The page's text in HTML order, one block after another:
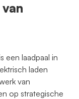
een laadpaal in
laden
van
op strategische